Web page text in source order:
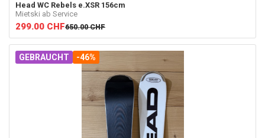
Head WC Rebels e.XSR 156cm
Mietski ab Service
299.00 CHF650.00 CHF
GEBRAUCHT -46%